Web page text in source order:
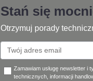
Stań się
Otrzymuj porady
Zamawiam usługę newsletter i
technicznych, informacji